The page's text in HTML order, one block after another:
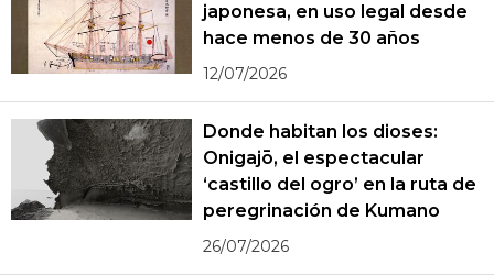
japonesa, en uso legal desde
hace menos de 30 años
12/07/2026
Donde habitan los dioses:
Onigajō, el espectacular
‘castillo del ogro’ en la ruta de
peregrinación de Kumano
26/07/2026